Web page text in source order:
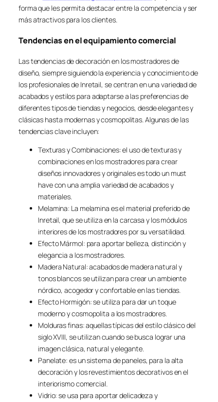
forma que les permita destacar entre la competencia y ser
más atractivos para los clientes.
Tendencias en el equipamiento comercial
Las tendencias de decoración en los mostradores de
diseño, siempre siguiendo la experiencia y conocimiento de
los profesionales de Inretail, se centran en una variedad de
acabados y estilos para adaptarse a las preferencias de
diferentes tipos de tiendas y negocios, desde elegantes y
clásicas hasta modernas y cosmopolitas. Algunas de las
tendencias clave incluyen:
Texturas y Combinaciones: el uso de texturas y
combinaciones en los mostradores para crear
diseños innovadores y originales es todo un must
havecon una amplia variedad de acabados y
materiales.
Melamina: La melamina es el material preferido de
Inretail, que se utiliza en la carcasa y los módulos
interiores de los mostradores por su versatilidad.
Efecto Mármol: para aportar belleza, distinción y
elegancia a los mostradores.
Madera Natural: acabados de madera natural y
tonos blancos se utilizan para crear un ambiente
nórdico, acogedor y confortable en las tiendas.
Efecto Hormigón: se utiliza para dar un toque
moderno y cosmopolita a los mostradores.
Molduras finas: aquellas típicas del estilo clásico del
siglo XVIII, se utilizan cuando se busca lograr una
imagen clásica, natural y elegante.
Panelate: es un sistema de paneles, para la alta
decoración y los revestimientos decorativos en el
interiorismo comercial.
Vidrio: se usa para aportar delicadeza y